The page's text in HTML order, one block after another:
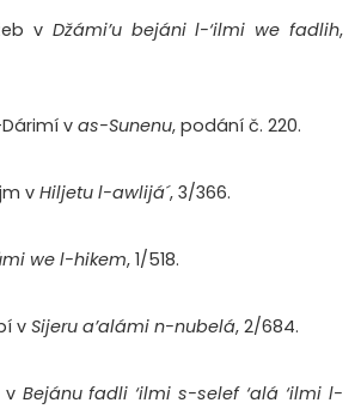
v Džámi’u bejáni l-‘ilmi we fadlih,
v as-Sunenu, podání č. 220.
v Hiljetu l-awlijá´, 3/366.
we l-hikem, 1/518.
v Sijeru a’alámi n-nubelá, 2/684.
v Bejánu fadli ‘ilmi s-selef ‘alá ‘ilmi l-